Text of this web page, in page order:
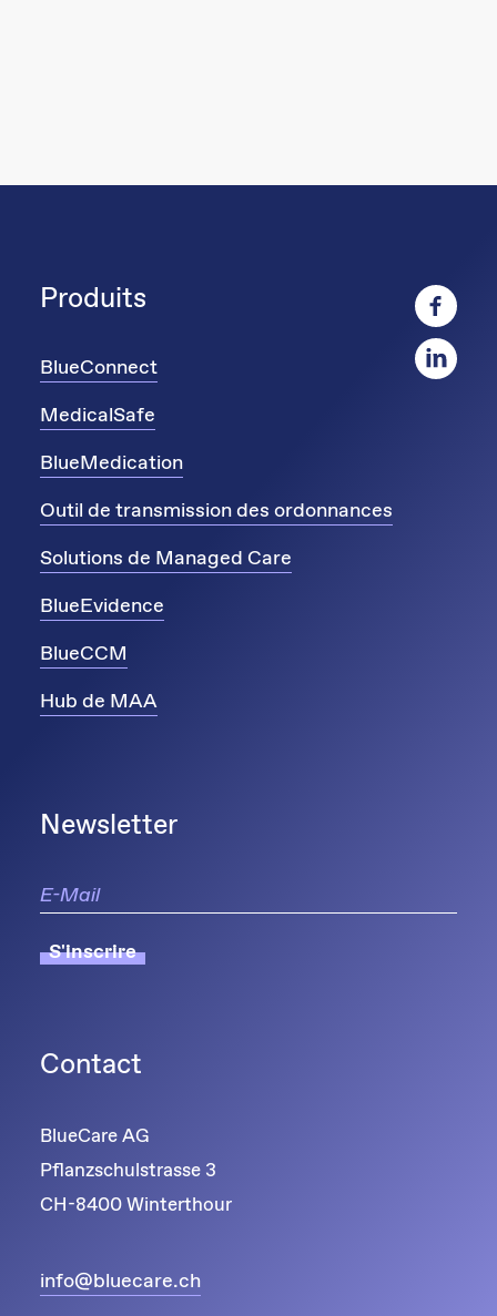
Produits
BlueConnect
MedicalSafe
BlueMedication
Outil de transmission des ordonnances
Solutions de Managed Care
BlueEvidence
BlueCCM
Hub de MAA
Newsletter
S'inscrire
Contact
BlueCare AG
Pflanzschulstrasse 3
CH-8400 Winterthour
info@bluecare.ch